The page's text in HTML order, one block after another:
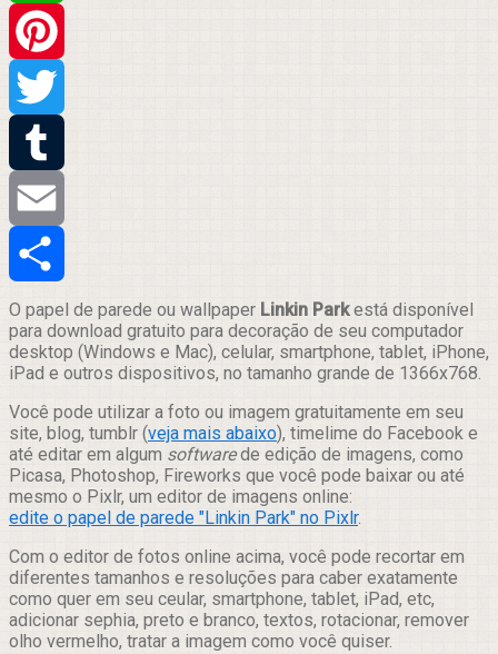
WhatsApp
Pinterest
Twitter
Tumblr
Email
Compartilhar
O papel de parede ou wallpaper Linkin Parkestá disponível
para download gratuito para decoração de seu computador
desktop (Windows e Mac), celular, smartphone, tablet, iPhone,
iPad e outros dispositivos, no tamanho grande de 1366x768.
Você pode utilizar a foto ou imagem gratuitamente em seu
site, blog, tumblr (veja mais abaixo), timelime do Facebook e
até editar em algum softwarede edição de imagens, como
Picasa, Photoshop, Fireworks que você pode baixar ou até
mesmo o Pixlr, um editor de imagens online:
edite o papel de parede "Linkin Park" no Pixlr.
Com o editor de fotos online acima, você pode recortar em
diferentes tamanhos e resoluções para caber exatamente
como quer em seu ceular, smartphone, tablet, iPad, etc,
adicionar sephia, preto e branco, textos, rotacionar, remover
olho vermelho, tratar a imagem como você quiser.